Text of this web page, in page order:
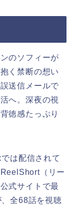
のソフィーが
く禁断の想い
送信メールで
へ。深夜の視
徳感たっぷり
は配信されて
（リー
式サイトで最
全68話を視聴